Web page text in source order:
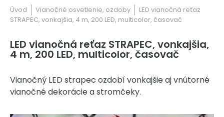
Úvod Vianočné osvetlenie, ozdoby
LED vianočná reťaz
STRAPEC, vonkajšia, 4 m, 200 LED, multicolor, časovač
LED vianočná reťaz STRAPEC, vonkajšia,
4 m, 200 LED, multicolor, časovač
Vianočný LED strapec ozdobí vonkajšie aj vnútorné
vianočné dekorácie a stromčeky.